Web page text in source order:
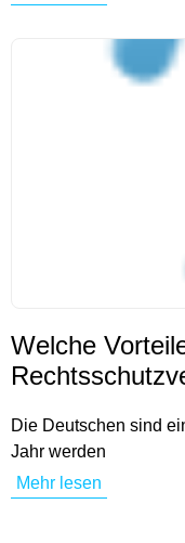
Welche
Die Deutschen sind
Jahr werden
Mehr lesen